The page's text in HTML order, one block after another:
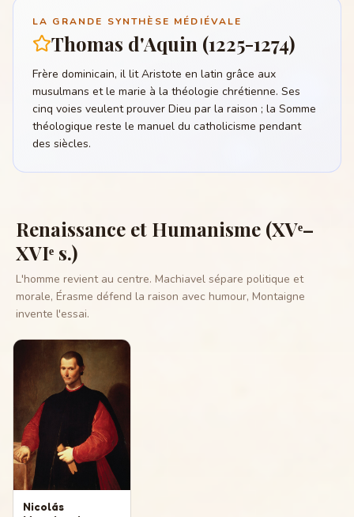
LA GRANDE SYNTHÈSE MÉDIÉVALE
Thomas d'Aquin (1225-1274)
Frère dominicain, il lit Aristote en latin grâce aux
musulmans et le marie à la théologie chrétienne. Ses
cinq voies veulent prouver Dieu par la raison ; la Somme
théologique reste le manuel du catholicisme pendant
des siècles.
Renaissance et Humanisme (XVᵉ–
XVIᵉ s.)
L'homme revient au centre. Machiavel sépare politique et
morale, Érasme défend la raison avec humour, Montaigne
invente l'essai.
Nicolás